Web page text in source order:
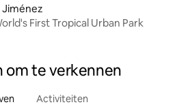
First Tropical Urban Park
om te verkennen
Activiteiten